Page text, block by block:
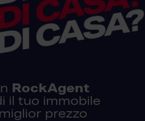
RockAgent
il tuo immobile
prezzo